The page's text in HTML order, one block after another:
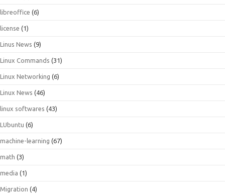
libreoffice (6)
license (1)
Linus News (9)
Linux Commands (31)
Linux Networking (6)
Linux News (46)
linux softwares (43)
LUbuntu (6)
machine-learning (67)
math (3)
media (1)
Migration (4)